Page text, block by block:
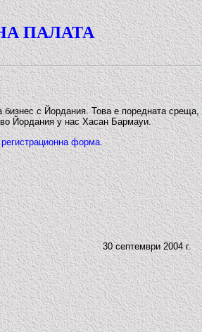
ПАЛАТА
с Йордания. Това е поредната среща,
Йордания у нас Хасан Бармауи.
регистрационна форма.
30 септември 2004 г.